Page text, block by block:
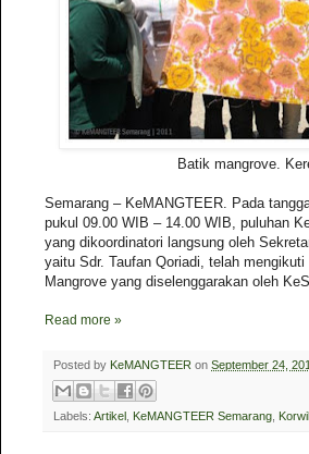
Batik mangrove.
Semarang – KeMANGTEER. Pada
pukul 09.00 WIB – 14.00 WIB, puluhan
yang dikoordinatori langsung oleh
yaitu Sdr. Taufan Qoriadi, telah
Mangrove yang diselenggarakan oleh
Read more »
Posted by KeMANGTEER on September 24,
Labels: Artikel , KeMANGTEER Semarang,